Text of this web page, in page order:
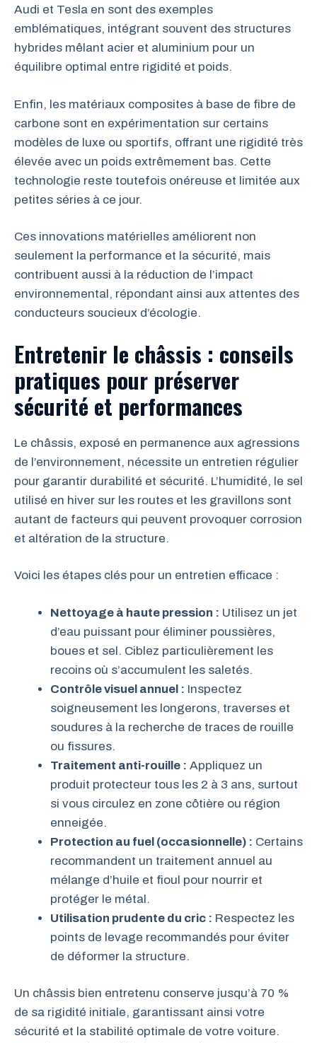
Audi et Tesla en sont des exemples
emblématiques, intégrant souvent des structures
hybrides mêlant acier et aluminium pour un
équilibre optimal entre rigidité et poids.
Enfin, les matériaux composites à base de fibre de
carbone sont en expérimentation sur certains
modèles de luxe ou sportifs, offrant une rigidité très
élevée avec un poids extrêmement bas. Cette
technologie reste toutefois onéreuse et limitée aux
petites séries à ce jour.
Ces innovations matérielles améliorent non
seulement la performance et la sécurité, mais
contribuent aussi à la réduction de l’impact
environnemental, répondant ainsi aux attentes des
conducteurs soucieux d’écologie.
Entretenir le châssis : conseils
pratiques pour préserver
sécurité et performances
Le châssis, exposé en permanence aux agressions
de l’environnement, nécessite un entretien régulier
pour garantir durabilité et sécurité. L’humidité, le sel
utilisé en hiver sur les routes et les gravillons sont
autant de facteurs qui peuvent provoquer corrosion
et altération de la structure.
Voici les étapes clés pour un entretien efficace :
Nettoyage à haute pression : Utilisez un jet
d’eau puissant pour éliminer poussières,
boues et sel. Ciblez particulièrement les
recoins où s’accumulent les saletés.
Contrôle visuel annuel : Inspectez
soigneusement les longerons, traverses et
soudures à la recherche de traces de rouille
ou fissures.
Traitement anti-rouille : Appliquez un
produit protecteur tous les 2 à 3 ans, surtout
si vous circulez en zone côtière ou région
enneigée.
Protection au fuel (occasionnelle) : Certains
recommandent un traitement annuel au
mélange d’huile et fioul pour nourrir et
protéger le métal.
Utilisation prudente du cric : Respectez les
points de levage recommandés pour éviter
de déformer la structure.
Un châssis bien entretenu conserve jusqu’à 70 %
de sa rigidité initiale, garantissant ainsi votre
sécurité et la stabilité optimale de votre voiture.